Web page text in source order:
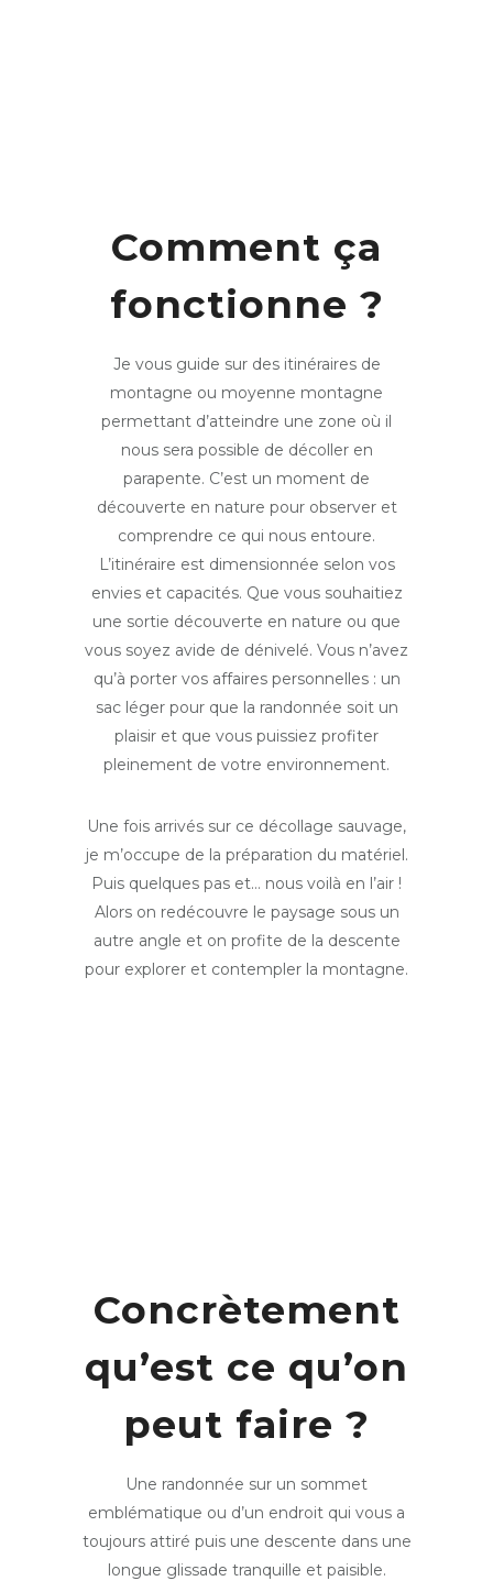
Comment ça
fonctionne ?
Je vous guide sur des itinéraires de
montagne ou moyenne montagne
permettant d’atteindre une zone où il
nous sera possible de décoller en
parapente. C’est un moment de
découverte en nature pour observer et
comprendre ce qui nous entoure.
L’itinéraire est dimensionnée selon vos
envies et capacités. Que vous souhaitiez
une sortie découverte en nature ou que
vous soyez avide de dénivelé. Vous n’avez
qu’à porter vos affaires personnelles : un
sac léger pour que la randonnée soit un
plaisir et que vous puissiez profiter
pleinement de votre environnement.
Une fois arrivés sur ce décollage sauvage,
je m’occupe de la préparation du matériel.
Puis quelques pas et… nous voilà en l’air !
Alors on redécouvre le paysage sous un
autre angle et on profite de la descente
pour explorer et contempler la montagne.
Concrètement
qu’est ce qu’on
peut faire ?
Une randonnée sur un sommet
emblématique ou d’un endroit qui vous a
toujours attiré puis une descente dans une
longue glissade tranquille et paisible.